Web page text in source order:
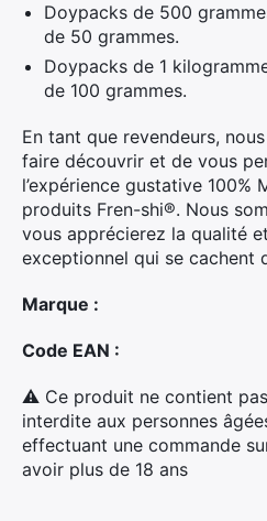
Doypacks de 500
de 50 grammes.
Doypacks de 1
de 100 grammes.
En tant que revendeurs,
faire découvrir et de vous
l’expérience gustative 100%
produits Fren-shi®. Nous
vous apprécierez la qualité
exceptionnel qui se cachent
Marque :
Code EAN :
⚠ Ce produit ne contient
interdite aux personnes
effectuant une commande
avoir plus de 18 ans